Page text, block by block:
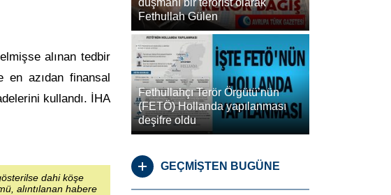
alınan tedbir
en azıdan finansal
kullandı. İHA
dahi köşe
alıntılanan habere
düşmanı bir terörist olarak
Fethullah Gülen
Fethullahçı Terör Örgütü’nün
(FETÖ) Hollanda yapılanması
deşifre oldu
GEÇMİŞTEN BUGÜNE